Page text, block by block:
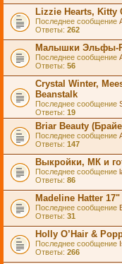
Lizzie Hearts, Kitty
Последнее сообщение
Ответы: 262
Малышки Эльфы-
Последнее сообщение
Ответы: 56
Crystal Winter,
Beanstalk
Последнее сообщение
Ответы: 19
Briar Beauty
Последнее сообщение
Ответы: 147
Выкройки, МК и
Последнее сообщение
Ответы: 86
Madeline Hatter
Последнее сообщение
Ответы: 31
Holly O’Hair &
Последнее сообщение
Ответы: 266